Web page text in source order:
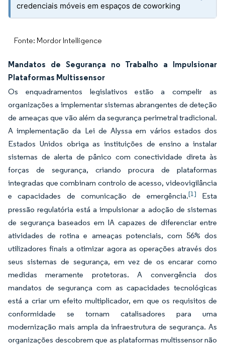
credenciais móveis em espaços de coworking
Fonte: Mordor Intelligence
Mandatos de Segurança no Trabalho a Impulsionar
Plataformas Multissensor
Os enquadramentos legislativos estão a compelir as
organizações a implementar sistemas abrangentes de deteção
de ameaças que vão além da segurança perimetral tradicional.
A implementação da Lei de Alyssa em vários estados dos
Estados Unidos obriga as instituições de ensino a instalar
sistemas de alerta de pânico com conectividade direta às
forças de segurança, criando procura de plataformas
integradas que combinam controlo de acesso, videovigilância
e capacidades de comunicação de emergência.[1] Esta
pressão regulatória está a impulsionar a adoção de sistemas
de segurança baseados em IA capazes de diferenciar entre
atividades de rotina e ameaças potenciais, com 56% dos
utilizadores finais a otimizar agora as operações através dos
seus sistemas de segurança, em vez de os encarar como
medidas meramente protetoras. A convergência dos
mandatos de segurança com as capacidades tecnológicas
está a criar um efeito multiplicador, em que os requisitos de
conformidade se tornam catalisadores para uma
modernização mais ampla da infraestrutura de segurança. As
organizações descobrem que as plataformas multissensor não